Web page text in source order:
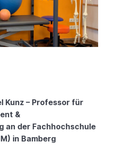
Kunz – Professor für
&
an der Fachhochschule
in Bamberg